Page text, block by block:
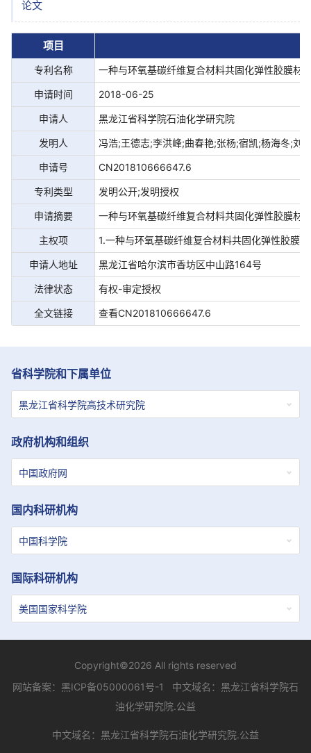
论文
项目
专利名称 一种与环氧基碳纤维复合材料共固化弹性胶膜材
申请时间 2018-06-25
申请人 黑龙江省科学院石油化学研究院
发明人 冯浩;王德志;李洪峰;曲春艳;张杨;宿凯;杨海冬;刘
申请号 CN201810666647.6
专利类型 发明公开;发明授权
申请摘要 一种与环氧基碳纤维复合材料共固化弹性胶膜材
主权项 1.一种与环氧基碳纤维复合材料共固化弹性胶膜
申请人地址 黑龙江省哈尔滨市香坊区中山路164号
法律状态 有权-审定授权
全文链接 查看CN201810666647.6
省科学院和下属单位
政府机构和组织
国内科研机构
国际科研机构
Copyright©2026 All rights reserved
网站备案： 黑ICP备05000061号-1
中文域名：黑龙江省科学院石
油化学研究院.公益
中文域名：黑龙江省科学院石油化学研究院.公益